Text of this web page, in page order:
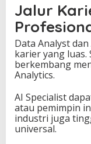
Jalur
Data Analyst
karier yang luas.
berkembang
Analytics.
AI Specialist
atau pemimpin
industri juga
universal.